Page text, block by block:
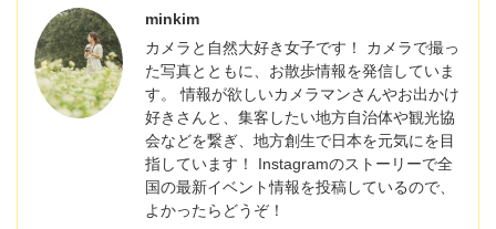
minkim
カメラと自然大好き女子です！ カメラで撮っ
た写真とともに、お散歩情報を発信していま
す。 情報が欲しいカメラマンさんやお出かけ
好きさんと、集客したい地方自治体や観光協
会などを繋ぎ、地方創生で日本を元気にを目
指しています！ Instagramのストーリーで全
国の最新イベント情報を投稿しているので、
よかったらどうぞ！